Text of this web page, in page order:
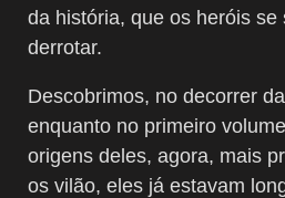
da história, que os heróis se
derrotar.
Descobrimos, no decorrer
enquanto no primeiro
origens deles, agora, mais
os vilão, eles já estavam